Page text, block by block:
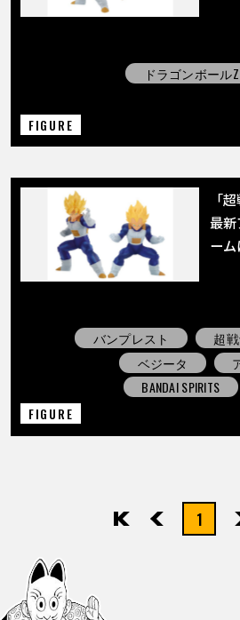
ドラゴンボールZ
FIGURE
「
最新
ーム
バンプレスト 超
ベジータ
BANDAI SPIRITS
FIGURE
先頭 前へ1 次へ